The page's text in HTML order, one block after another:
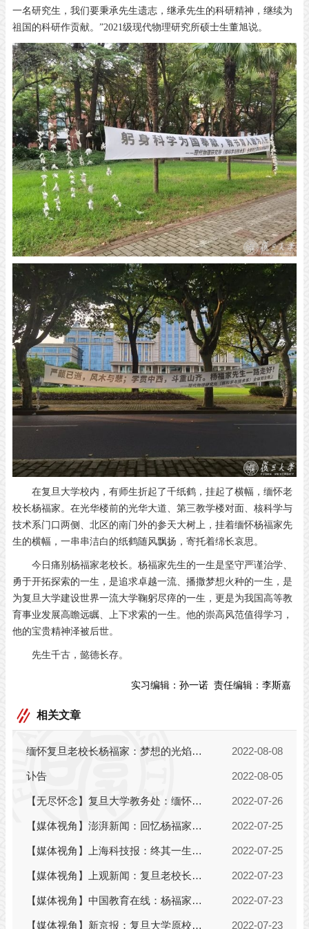
一名研究生，我们要秉承先生遗志，继承先生的科研精神，继续为
祖国的科研作贡献。”2021级现代物理研究所硕士生董旭说。
在复旦大学校内，有师生折起了千纸鹤，挂起了横幅，缅怀老
校长杨福家。在光华楼前的光华大道、第三教学楼对面、核科学与
技术系门口两侧、北区的南门外的参天大树上，挂着缅怀杨福家先
生的横幅，一串串洁白的纸鹤随风飘扬，寄托着绵长哀思。
今日痛别杨福家老校长。杨福家先生的一生是坚守严谨治学、
勇于开拓探索的一生，是追求卓越一流、播撒梦想火种的一生，是
为复旦大学建设世界一流大学鞠躬尽瘁的一生，更是为我国高等教
育事业发展高瞻远瞩、上下求索的一生。他的崇高风范值得学习，
他的宝贵精神泽被后世。
先生千古，懿德长存。
实习编辑： 孙一诺 责任编辑： 李斯嘉
相关文章